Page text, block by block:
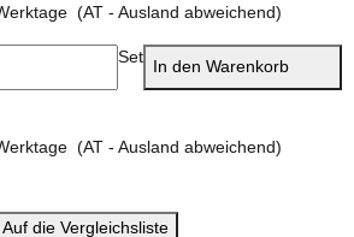
(AT - Ausland abweichend)
Set In den Warenkorb
(AT - Ausland abweichend)
Auf die Vergleichsliste